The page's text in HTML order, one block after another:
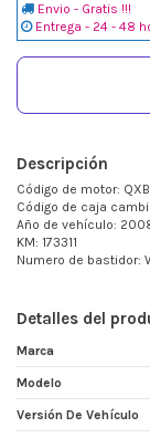
Envio - Gratis !!!
Entrega - 24 - 48
Descripción
Código de motor:
Código de caja
Año de vehículo:
KM: 173311
Numero de bastidor:
Detalles del
Marca
Modelo
Versión De Vehículo